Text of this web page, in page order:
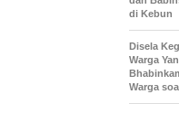
di Kebun
Disela
Warga
Warga